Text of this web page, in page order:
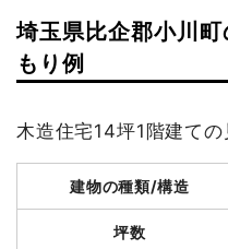
埼玉県比企郡小川
もり例
木造住宅14坪1階建ての
建物の種類/構造
坪数